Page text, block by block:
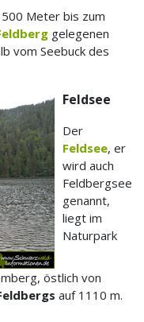
Meter bis zum
gelegenen
vom Seebuck des
Feldsee
Der
Feldsee, er
wird auch
Feldbergsee
genannt,
liegt im
Naturpark
östlich von
auf 1110 m.